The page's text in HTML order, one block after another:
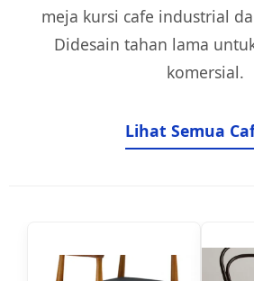
meja kursi cafe industrial
Didesain tahan lama
komersial.
Lihat Semua